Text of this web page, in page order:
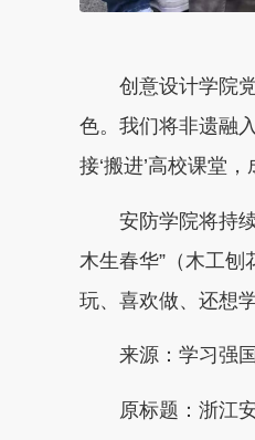
创意设计学院党
色。我们将非遗融
接‘搬进’高校课堂
安防学院将持续
木生春华”（木工
玩、喜欢做、还想
来源：学习强国
原标题：浙江安